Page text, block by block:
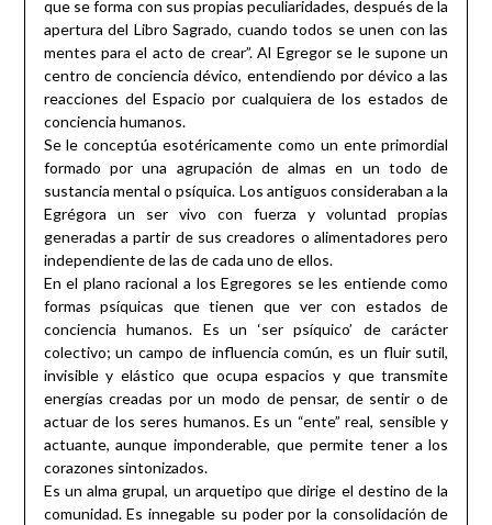
que se forma con sus propias peculiaridades, después de la
apertura del Libro Sagrado, cuando todos se unen con las
mentes para el acto de crear”. Al Egregor se le supone un
centro de conciencia dévico, entendiendo por dévico a las
reacciones del Espacio por cualquiera de los estados de
conciencia humanos.
Se le conceptúa esotéricamente como un ente primordial
formado por una agrupación de almas en un todo de
sustancia mental o psíquica. Los antiguos consideraban a la
Egrégora un ser vivo con fuerza y voluntad propias
generadas a partir de sus creadores o alimentadores pero
independiente de las de cada uno de ellos.
En el plano racional a los Egregores se les entiende como
formas psíquicas que tienen que ver con estados de
conciencia humanos. Es un ‘ser psíquico’ de carácter
colectivo; un campo de influencia común, es un fluir sutil,
invisible y elástico que ocupa espacios y que transmite
energías creadas por un modo de pensar, de sentir o de
actuar de los seres humanos. Es un “ente” real, sensible y
actuante, aunque imponderable, que permite tener a los
corazones sintonizados.
Es un alma grupal, un arquetipo que dirige el destino de la
comunidad. Es innegable su poder por la consolidación de